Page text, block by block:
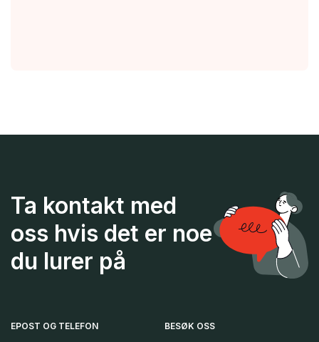
Ta kontakt med
oss hvis det er noe
du lurer på
EPOST OG TELEFON BESØK OSS